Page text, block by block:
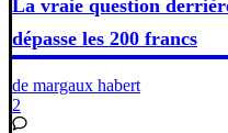
La vraie question
dépasse les 200 francs
de margaux habert
2